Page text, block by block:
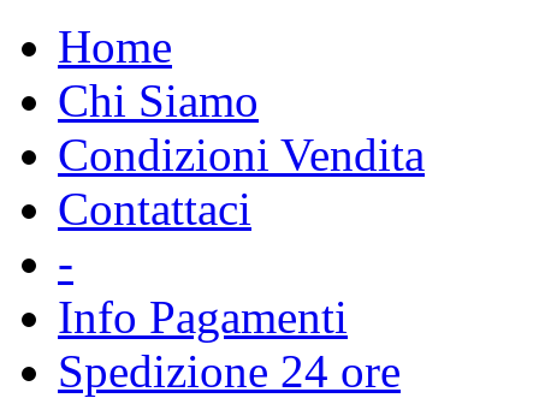
Home
Chi Siamo
Condizioni Vendita
Contattaci
-
Info Pagamenti
Spedizione 24 ore